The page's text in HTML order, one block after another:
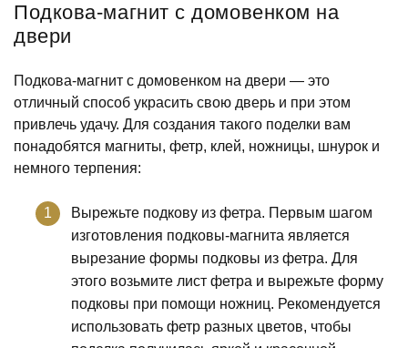
Подкова-магнит с домовенком на
двери
Подкова-магнит с домовенком на двери — это
отличный способ украсить свою дверь и при этом
привлечь удачу. Для создания такого поделки вам
понадобятся магниты, фетр, клей, ножницы, шнурок и
немного терпения:
Вырежьте подкову из фетра. Первым шагом
изготовления подковы-магнита является
вырезание формы подковы из фетра. Для
этого возьмите лист фетра и вырежьте форму
подковы при помощи ножниц. Рекомендуется
использовать фетр разных цветов, чтобы